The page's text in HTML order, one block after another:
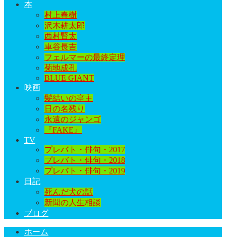
本
村上春樹
沢木耕太郎
西村賢太
車谷長吉
フェルマーの最終定理
菊地成孔
BLUE GIANT
映画
髪結いの亭主
日の名残り
永遠のジャンゴ
『FAKE』
TV
プレバト・俳句・2017
プレバト・俳句・2018
プレバト・俳句・2019
日記
死んだ犬の話
新聞の人生相談
ブログ
ホーム